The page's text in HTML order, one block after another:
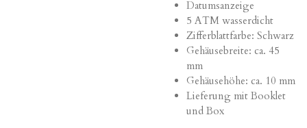
Datumsanzeige
5 ATM wasserdicht
Zifferblattfarbe: Schwarz
Gehäusebreite: ca. 45
mm
Gehäusehöhe: ca. 10 mm
Lieferung mit Booklet
und Box